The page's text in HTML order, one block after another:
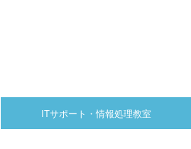
ITサポート・情報処理教室